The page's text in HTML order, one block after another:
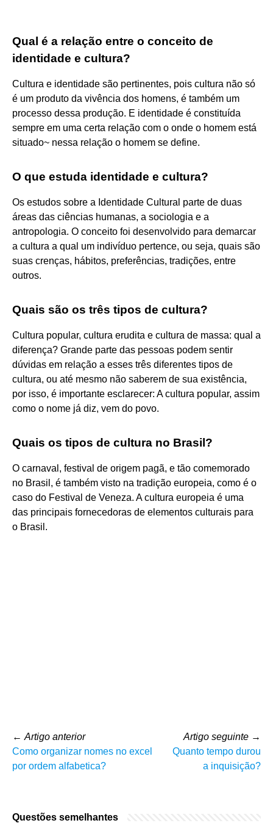
Qual é a relação entre o conceito de
identidade e cultura?
Cultura e identidade são pertinentes, pois cultura não só
é um produto da vivência dos homens, é também um
processo dessa produção. E identidade é constituída
sempre em uma certa relação com o onde o homem está
situado~ nessa relação o homem se define.
O que estuda identidade e cultura?
Os estudos sobre a Identidade Cultural parte de duas
áreas das ciências humanas, a sociologia e a
antropologia. O conceito foi desenvolvido para demarcar
a cultura a qual um indivíduo pertence, ou seja, quais são
suas crenças, hábitos, preferências, tradições, entre
outros.
Quais são os três tipos de cultura?
Cultura popular, cultura erudita e cultura de massa: qual a
diferença? Grande parte das pessoas podem sentir
dúvidas em relação a esses três diferentes tipos de
cultura, ou até mesmo não saberem de sua existência,
por isso, é importante esclarecer: A cultura popular, assim
como o nome já diz, vem do povo.
Quais os tipos de cultura no Brasil?
O carnaval, festival de origem pagã, e tão comemorado
no Brasil, é também visto na tradição europeia, como é o
caso do Festival de Veneza. A cultura europeia é uma
das principais fornecedoras de elementos culturais para
o Brasil.
← Artigo anterior
Como organizar nomes no excel
por ordem alfabetica?
Artigo seguinte →
Quanto tempo durou
a inquisição?
Questões semelhantes